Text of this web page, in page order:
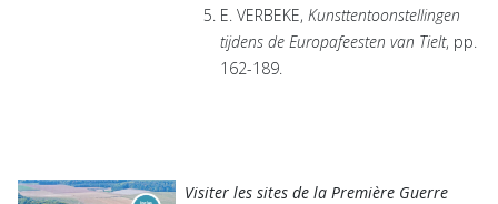
E. VERBEKE, Kunsttentoonstellingen
tijdens de Europafeesten van Tielt, pp.
162-189.
Visiter les sites de la Première Guerre